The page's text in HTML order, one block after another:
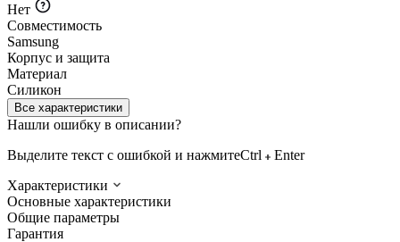
Нет
Совместимость
Samsung
Корпус и защита
Материал
Силикон
Все характеристики
Нашли ошибку в описании?
Выделите текст с ошибкой и нажмитеCtrl
Enter
Характеристики
Основные характеристики
Общие параметры
Гарантия